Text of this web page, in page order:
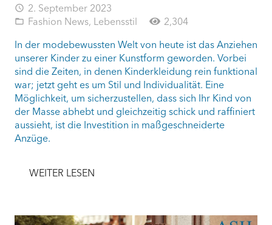
access_time 2. September 2023
folder_open Fashion News, Lebensstil
2,304
In der modebewussten Welt von heute ist das Anziehen
unserer Kinder zu einer Kunstform geworden. Vorbei
sind die Zeiten, in denen Kinderkleidung rein funktional
war; jetzt geht es um Stil und Individualität. Eine
Möglichkeit, um sicherzustellen, dass sich Ihr Kind von
der Masse abhebt und gleichzeitig schick und raffiniert
aussieht, ist die Investition in maßgeschneiderte
Anzüge.
WEITER LESEN